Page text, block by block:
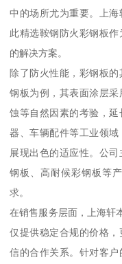
中的场所尤为重要。上
此精选鞍钢防火彩钢板
的解决方案。
除了防火性能，彩钢板
钢板为例，其表面涂层
蚀等自然因素的考验，
器、车辆配件等工业领
展现出色的适应性。公
钢板、高耐候彩钢板等
求。
在销售服务层面，上海轩
仅提供稳定合规的价格
信的合作关系。针对客